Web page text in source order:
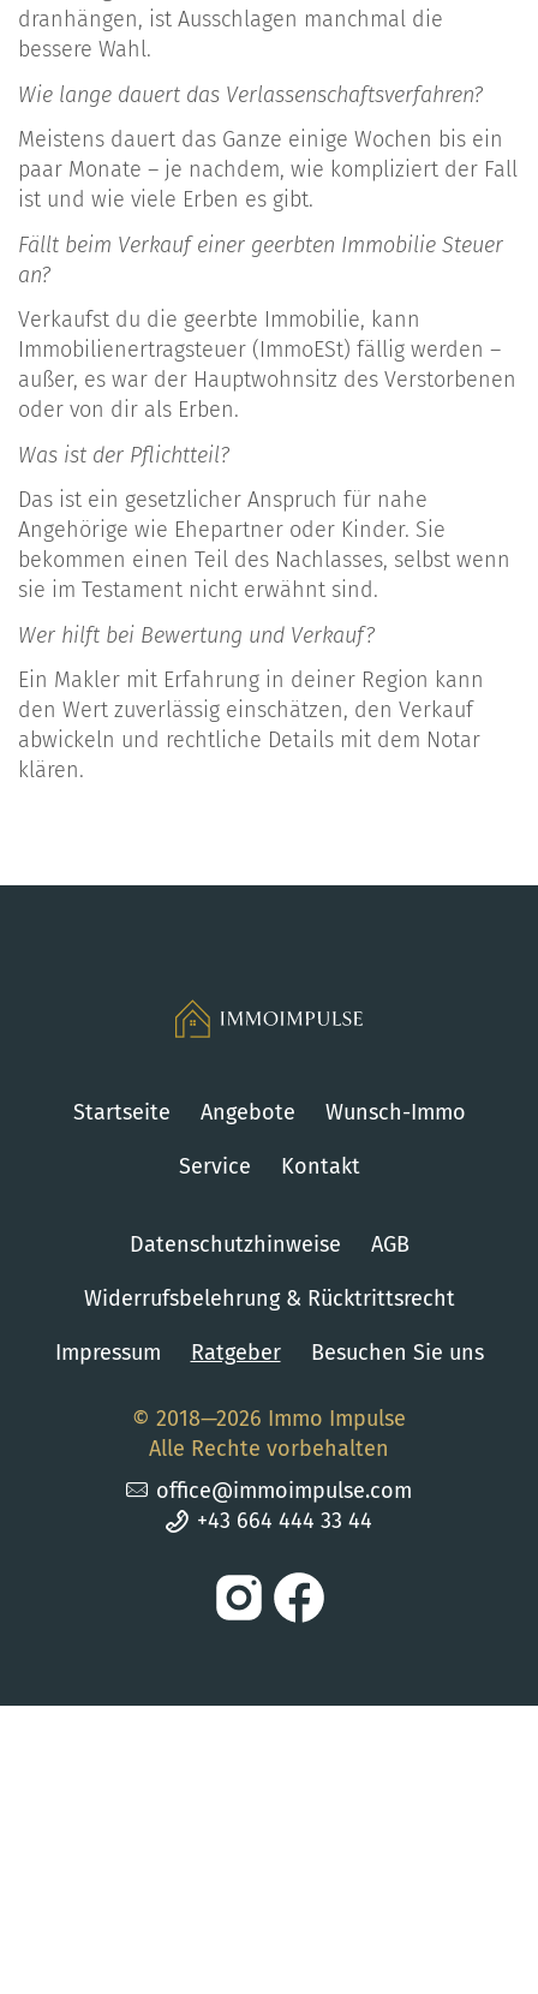
dranhängen, ist Ausschlagen manchmal die
bessere Wahl.
Wie lange dauert das Verlassenschaftsverfahren?
Meistens dauert das Ganze einige Wochen bis ein
paar Monate – je nachdem, wie kompliziert der Fall
ist und wie viele Erben es gibt.
Fällt beim Verkauf einer geerbten Immobilie Steuer
an?
Verkaufst du die geerbte Immobilie, kann
Immobilienertragsteuer (ImmoESt) fällig werden –
außer, es war der Hauptwohnsitz des Verstorbenen
oder von dir als Erben.
Was ist der Pflichtteil?
Das ist ein gesetzlicher Anspruch für nahe
Angehörige wie Ehepartner oder Kinder. Sie
bekommen einen Teil des Nachlasses, selbst wenn
sie im Testament nicht erwähnt sind.
Wer hilft bei Bewertung und Verkauf?
Ein Makler mit Erfahrung in deiner Region kann
den Wert zuverlässig einschätzen, den Verkauf
abwickeln und rechtliche Details mit dem Notar
klären.
Startseite Angebote Wunsch-Immo
Service Kontakt
Datenschutzhinweise AGB
Widerrufsbelehrung & Rücktrittsrecht
Impressum Ratgeber Besuchen Sie uns
© 2018—2026 Immo Impulse
Alle Rechte vorbehalten
office@immoimpulse.com
+43 664 444 33 44